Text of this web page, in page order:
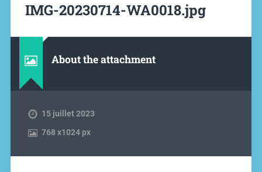
IMG-20230714-WA0018.jpg
About the attachment
15 juillet 2023
768x1024 px